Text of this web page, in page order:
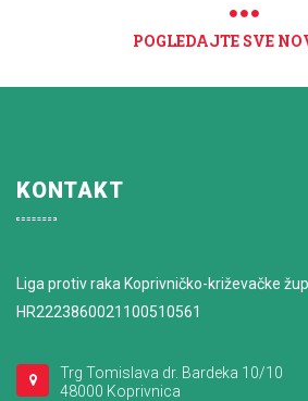
POGLEDAJTE SVE
KONTAKT
Liga protiv raka Koprivničko-križevačke
HR2223860021100510561
Trg Tomislava dr. Bardeka 10/10
48000 Koprivnica